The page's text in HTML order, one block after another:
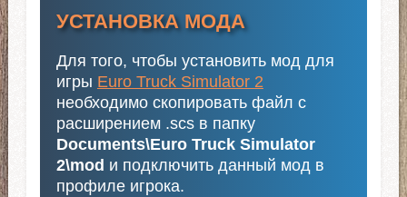
УСТАНОВКА МОДА
Для того, чтобы установить мод для
игры Euro Truck Simulator 2
необходимо скопировать файл с
расширением .scs в папку
Documents\Euro Truck Simulator
2\mod и подключить данный мод в
профиле игрока.